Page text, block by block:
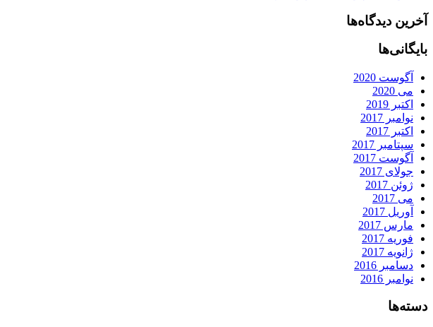
آخرین دیدگاه‌ها
بایگانی‌ها
آگوست 2020
می 2020
اکتبر 2019
نوامبر 2017
اکتبر 2017
سپتامبر 2017
آگوست 2017
جولای 2017
ژوئن 2017
می 2017
آوریل 2017
مارس 2017
فوریه 2017
ژانویه 2017
دسامبر 2016
نوامبر 2016
دسته‌ها